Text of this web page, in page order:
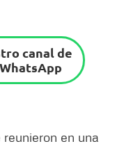
canal de
reunieron en una